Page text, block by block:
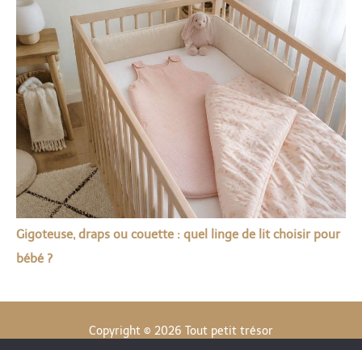
Gigoteuse, draps ou couette : quel linge de lit choisir pour
bébé ?
Copyright © 2026 Tout petit trésor